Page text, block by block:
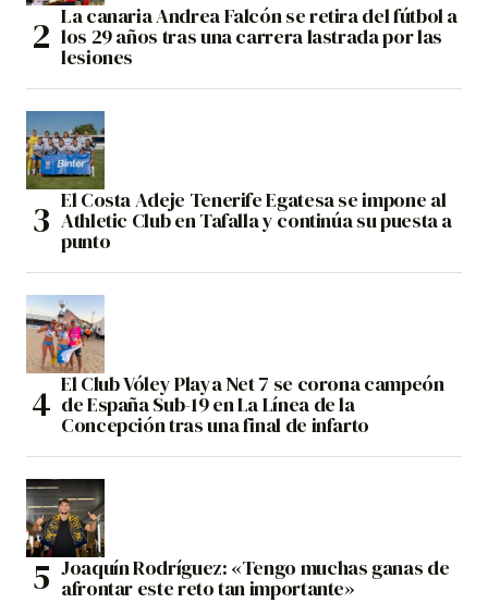
La canaria Andrea Falcón se retira del fútbol a
los 29 años tras una carrera lastrada por las
lesiones
El Costa Adeje Tenerife Egatesa se impone al
Athletic Club en Tafalla y continúa su puesta a
punto
El Club Vóley Playa Net 7 se corona campeón
de España Sub-19 en La Línea de la
Concepción tras una final de infarto
Joaquín Rodríguez: «Tengo muchas ganas de
afrontar este reto tan importante»